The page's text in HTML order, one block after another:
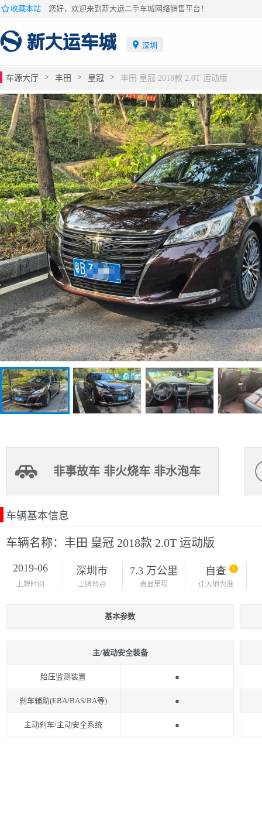
收藏本站 您好，欢迎来到新大运二手车城网络销售平台！
深圳
车源大厅 > 丰田 > 皇冠 > 丰田 皇冠 2018款 2.0T 运动版
非事故车 非火烧车 非水泡车
车辆基本信息
车辆名称：丰田 皇冠 2018款 2.0T 运动版
2019-06
上牌时间
深圳市
上牌地点
7.3 万公里
表显里程
自查
迁入地为准
基本参数
主/被动安全装备
胎压监测装置 ●
刹车辅助(EBA/BAS/BA等) ●
主动刹车/主动安全系统 ●